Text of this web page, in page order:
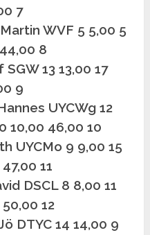
7
WVF 5 5,00 5
8
13 13,00 17
9
UYCWg 12
10,00 46,00 10
UYCMo 9 9,00 15
11
DSCL 8 8,00 11
12
DTYC 14 14,00 9